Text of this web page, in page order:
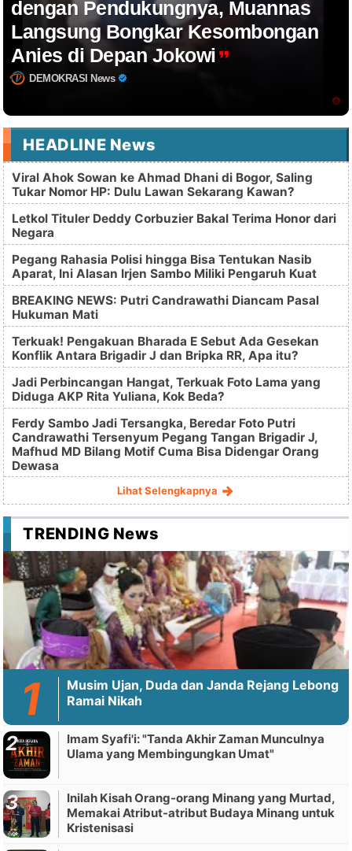
dengan Pendukungnya, Muannas
Langsung Bongkar Kesombongan
Anies di Depan Jokowi
DEMOKRASI News
HEADLINE News
Viral Ahok Sowan ke Ahmad Dhani di Bogor, Saling
Tukar Nomor HP: Dulu Lawan Sekarang Kawan?
Letkol Tituler Deddy Corbuzier Bakal Terima Honor dari
Negara
Pegang Rahasia Polisi hingga Bisa Tentukan Nasib
Aparat, Ini Alasan Irjen Sambo Miliki Pengaruh Kuat
BREAKING NEWS: Putri Candrawathi Diancam Pasal
Hukuman Mati
Terkuak! Pengakuan Bharada E Sebut Ada Gesekan
Konflik Antara Brigadir J dan Bripka RR, Apa itu?
Jadi Perbincangan Hangat, Terkuak Foto Lama yang
Diduga AKP Rita Yuliana, Kok Beda?
Ferdy Sambo Jadi Tersangka, Beredar Foto Putri
Candrawathi Tersenyum Pegang Tangan Brigadir J,
Mafhud MD Bilang Motif Cuma Bisa Didengar Orang
Dewasa
Lihat Selengkapnya
TRENDING News
Musim Ujan, Duda dan Janda Rejang Lebong
Ramai Nikah
Imam Syafi'i: "Tanda Akhir Zaman Munculnya
Ulama yang Membingungkan Umat"
Inilah Kisah Orang-orang Minang yang Murtad,
Memakai Atribut-atribut Budaya Minang untuk
Kristenisasi